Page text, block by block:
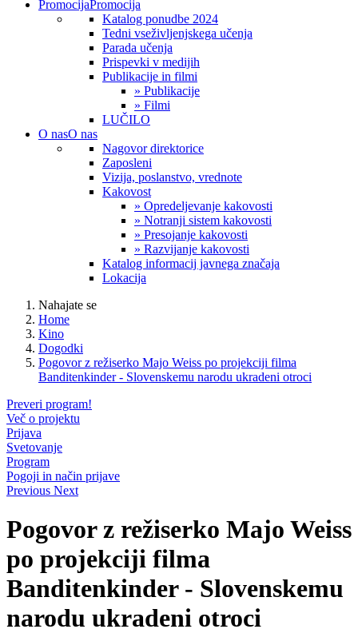
PromocijaPromocija
Katalog ponudbe 2024
Tedni vseživljenjskega učenja
Parada učenja
Prispevki v medijih
Publikacije in filmi
» Publikacije
» Filmi
LUČILO
O nasO nas
Nagovor direktorice
Zaposleni
Vizija, poslanstvo, vrednote
Kakovost
» Opredeljevanje kakovosti
» Notranji sistem kakovosti
» Presojanje kakovosti
» Razvijanje kakovosti
Katalog informacij javnega značaja
Lokacija
Nahajate se
Home
Kino
Dogodki
Pogovor z režiserko Majo Weiss po projekciji filma
Banditenkinder - Slovenskemu narodu ukradeni otroci
Preveri program!
Več o projektu
Prijava
Svetovanje
Program
Pogoji in način prijave
Previous Next
Pogovor z režiserko Majo Weiss
po projekciji filma
Banditenkinder - Slovenskemu
narodu ukradeni otroci